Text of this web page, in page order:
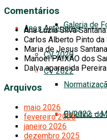
Galeria de
CV 2020
Boletins do
Anos Anteriores
CV 2022
CV2022 –
Comentários
Ana Luzia Silva Santana
Carlos Alberto Pinto da
Maria de Jesus
Manoel PAIXÃO dos
Dalva aparecida
Arquivos
maio 2026
fevereiro 2026
janeiro 2026
dezembro 2025